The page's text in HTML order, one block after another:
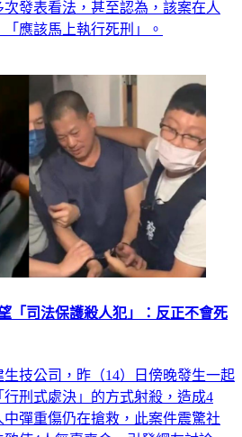
發表看法，甚至認為，該案在人
應該馬上執行死刑」。
「司法保護殺人犯」：反正不會死
技公司，昨（14）日傍晚發生一起
刑式處決」的方式射殺，造成4
彈重傷仍在搶救，此案件震驚社